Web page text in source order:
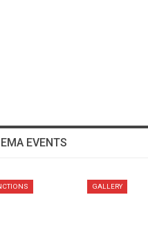
EVENTS
GALLERY
NEWS